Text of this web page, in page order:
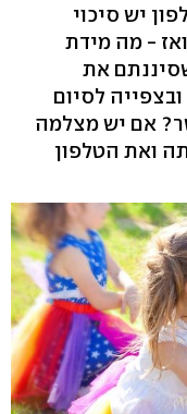
יש סיכוי
- מה מידת
את
לסיום
אם יש מצלמה
ואת הטלפון